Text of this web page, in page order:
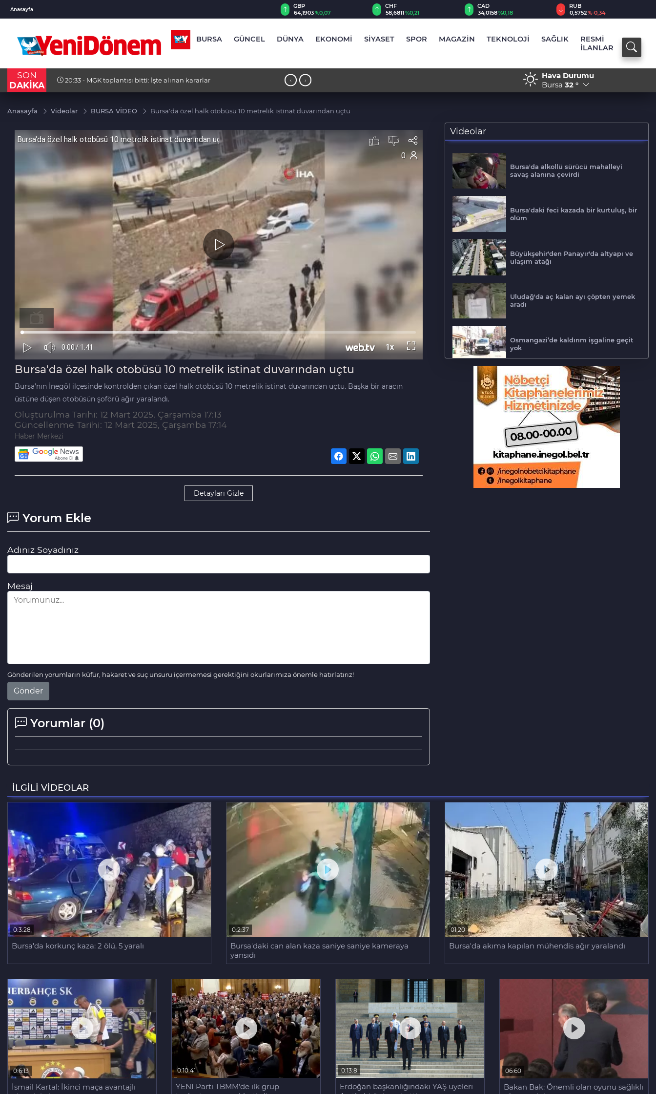
Anasayfa
USD
47,6901
CHF
58,6811%0,21
CAD
34,0158%0,18
RUB
0,5752%-0,34
AED
12,9823%0,20
BURSA GÜNCEL DÜNYA EKONOMİ SİYASET SPOR MAGAZİN TEKNOLOJİ SAĞLIK
RESMİ
İLANLAR
SON
DAKİKA
17:53 - Özel ve Ağbaba’nın fezlekeleri TBMM’de gündem oldu 17:30 - Husiler’den
‹ ›
Hava Durumu
Bursa 32 °
Anasayfa Videolar BURSA VİDEO Bursa'da özel halk otobüsü 10 metrelik istinat duvarından uçtu
Bursa'da özel halk otobüsü 10 metrelik istinat duvarından uçtu
Bursa'nın İnegöl ilçesinde kontrolden çıkan özel halk otobüsü 10 metrelik istinat duvarından uçtu. Başka bir aracın
üstüne düşen otobüsün şoförü ağır yaralandı.
Oluşturulma Tarihi: 12 Mart 2025, Çarşamba 17:13
Güncellenme Tarihi: 12 Mart 2025, Çarşamba 17:14
Haber Merkezi
Detayları Gizle
Yorum Ekle
Adınız Soyadınız
Mesaj
Gönderilen yorumların küfür, hakaret ve suç unsuru içermemesi gerektiğini okurlarımıza önemle hatırlatırız!
Gönder
Yorumlar (0)
Videolar
Bursa'da alkollü sürücü mahalleyi
savaş alanına çevirdi
Bursa'daki feci kazada bir kurtuluş, bir
ölüm
Büyükşehir'den Panayır'da altyapı ve
ulaşım atağı
Uludağ'da aç kalan ayı çöpten yemek
aradı
Osmangazi’de kaldırım işgaline geçit
yok
Biba müjdeyi verdi: Bu ay hizmete
açılıyor
Bursa'da lastik tamirhanesi küle
döndü
Bursa'da ilklerin festivalinde çocuklar
şen kahkahalar attı
İLGİLİ VİDEOLAR
0:3:28
Bursa'da korkunç kaza: 2 ölü, 5 yaralı
0:2:37
Bursa'daki can alan kaza saniye saniye kameraya
yansıdı
01:20
Bursa'da akıma kapılan mühendis ağır yaralandı
0:6:13
İsmail Kartal: İkinci maça avantajlı
0:10:41
YENİ Parti TBMM'de ilk grup
0:13:8
Erdoğan başkanlığındaki YAŞ üyeleri
06:60
Bakan Bak: Önemli olan oyunu sağlıklı